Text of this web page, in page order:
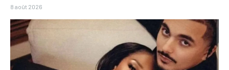
8 août 2026